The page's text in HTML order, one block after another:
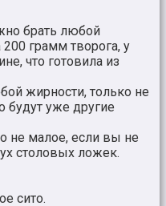
брать любой
грамм творога, у
что готовила из
жирности, только не
будут уже другие
не малое, если вы не
столовых ложек.
сито.